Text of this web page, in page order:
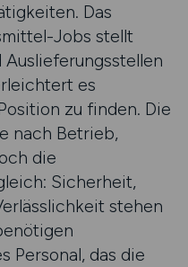
Das
Jobs stellt
es
zu finden. Die
nach Betrieb,
die
Sicherheit,
stehen
Personal, das die